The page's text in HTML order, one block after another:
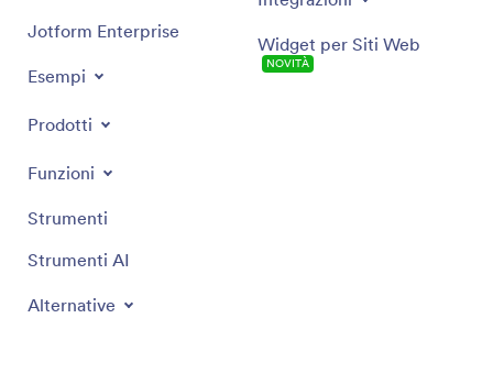
Jotform Enterprise
Esempi
Prodotti
Funzioni
Strumenti
Strumenti AI
Alternative
Widget per Siti Web
NOVITÀ